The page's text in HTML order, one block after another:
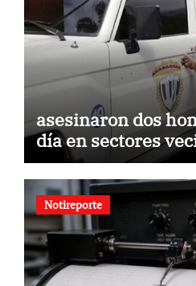
asesinaron dos
día en sectores
Notireporte